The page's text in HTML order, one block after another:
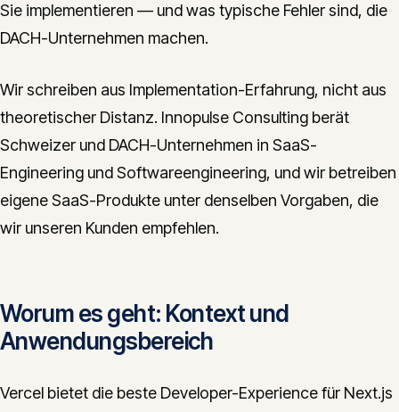
Sie implementieren — und was typische Fehler sind, die
DACH-Unternehmen machen.
Wir schreiben aus Implementation-Erfahrung, nicht aus
theoretischer Distanz. Innopulse Consulting berät
Schweizer und DACH-Unternehmen in SaaS-
Engineering und Softwareengineering, und wir betreiben
eigene SaaS-Produkte unter denselben Vorgaben, die
wir unseren Kunden empfehlen.
Worum es geht: Kontext und
Anwendungsbereich
Vercel bietet die beste Developer-Experience für Next.js